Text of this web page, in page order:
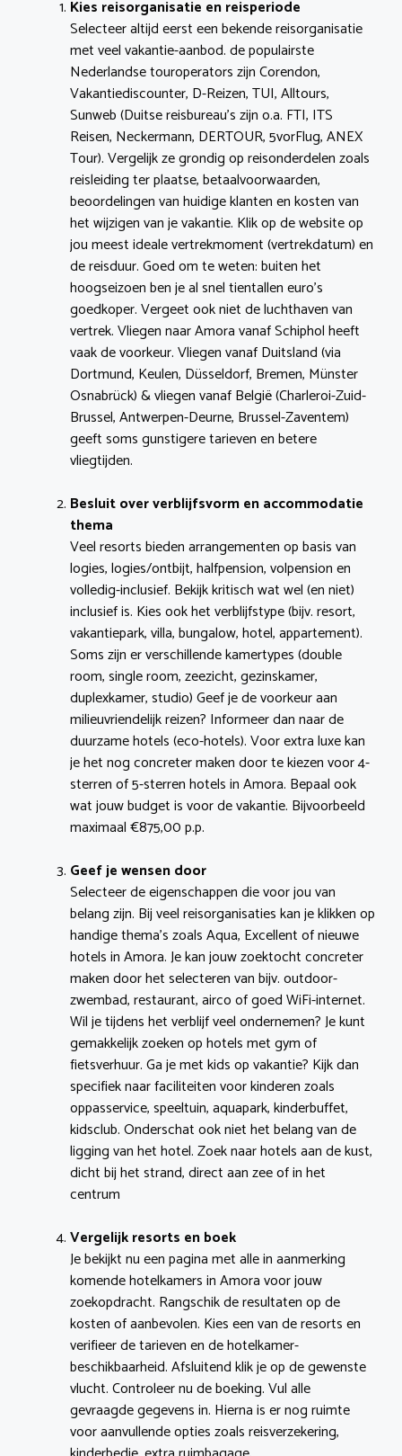
Kies reisorganisatie en reisperiode
Selecteer altijd eerst een bekende reisorganisatie
met veel vakantie-aanbod. de populairste
Nederlandse touroperators zijn Corendon,
Vakantiediscounter, D-Reizen, TUI, Alltours,
Sunweb (Duitse reisbureau’s zijn o.a. FTI, ITS
Reisen, Neckermann, DERTOUR, 5vorFlug, ANEX
Tour). Vergelijk ze grondig op reisonderdelen zoals
reisleiding ter plaatse, betaalvoorwaarden,
beoordelingen van huidige klanten en kosten van
het wijzigen van je vakantie. Klik op de website op
jou meest ideale vertrekmoment (vertrekdatum) en
de reisduur. Goed om te weten: buiten het
hoogseizoen ben je al snel tientallen euro’s
goedkoper. Vergeet ook niet de luchthaven van
vertrek. Vliegen naar Amora vanaf Schiphol heeft
vaak de voorkeur. Vliegen vanaf Duitsland (via
Dortmund, Keulen, Düsseldorf, Bremen, Münster
Osnabrück) & vliegen vanaf België (Charleroi-Zuid-
Brussel, Antwerpen-Deurne, Brussel-Zaventem)
geeft soms gunstigere tarieven en betere
vliegtijden.
Besluit over verblijfsvorm en accommodatie
thema
Veel resorts bieden arrangementen op basis van
logies, logies/ontbijt, halfpension, volpension en
volledig-inclusief. Bekijk kritisch wat wel (en niet)
inclusief is. Kies ook het verblijfstype (bijv. resort,
vakantiepark, villa, bungalow, hotel, appartement).
Soms zijn er verschillende kamertypes (double
room, single room, zeezicht, gezinskamer,
duplexkamer, studio) Geef je de voorkeur aan
milieuvriendelijk reizen? Informeer dan naar de
duurzame hotels (eco-hotels). Voor extra luxe kan
je het nog concreter maken door te kiezen voor 4-
sterren of 5-sterren hotels in Amora. Bepaal ook
wat jouw budget is voor de vakantie. Bijvoorbeeld
maximaal €875,00 p.p.
Geef je wensen door
Selecteer de eigenschappen die voor jou van
belang zijn. Bij veel reisorganisaties kan je klikken op
handige thema’s zoals Aqua, Excellent of nieuwe
hotels in Amora. Je kan jouw zoektocht concreter
maken door het selecteren van bijv. outdoor-
zwembad, restaurant, airco of goed WiFi-internet.
Wil je tijdens het verblijf veel ondernemen? Je kunt
gemakkelijk zoeken op hotels met gym of
fietsverhuur. Ga je met kids op vakantie? Kijk dan
specifiek naar faciliteiten voor kinderen zoals
oppasservice, speeltuin, aquapark, kinderbuffet,
kidsclub. Onderschat ook niet het belang van de
ligging van het hotel. Zoek naar hotels aan de kust,
dicht bij het strand, direct aan zee of in het
centrum
Vergelijk resorts en boek
Je bekijkt nu een pagina met alle in aanmerking
komende hotelkamers in Amora voor jouw
zoekopdracht. Rangschik de resultaten op de
kosten of aanbevolen. Kies een van de resorts en
verifieer de tarieven en de hotelkamer-
beschikbaarheid. Afsluitend klik je op de gewenste
vlucht. Controleer nu de boeking. Vul alle
gevraagde gegevens in. Hierna is er nog ruimte
voor aanvullende opties zoals reisverzekering,